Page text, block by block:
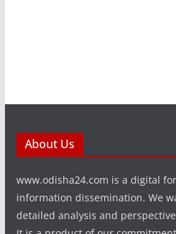
About Us
www.odisha24.com is a digital
information dissemination. We
detailed analysis and